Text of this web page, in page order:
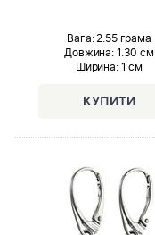
Вага: 2.55 грама
Довжина: 1.30 см
Ширина: 1 см